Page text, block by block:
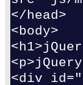
</head>
<body>
<div